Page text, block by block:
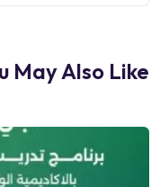
May Also Like